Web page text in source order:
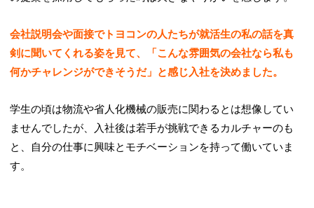
会社説明会や面接でトヨコンの人たちが就活生の私の話を真
剣に聞いてくれる姿を見て、「こんな雰囲気の会社なら私も
何かチャレンジができそうだ」と感じ入社を決めました。
学生の頃は物流や省人化機械の販売に関わるとは想像してい
ませんでしたが、入社後は若手が挑戦できるカルチャーのも
と、自分の仕事に興味とモチベーションを持って働いていま
す。